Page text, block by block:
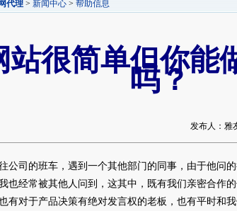
代理 > 新闻中心 > 帮助信息
站很简单但你能
吗？
发布人：雅
往公司的班车，遇到一个其他部门的同事，由于他问
也经常被其他人问到，这其中，既有我们亲密合作
也有对于产品决策有绝对发言权的老板，也有平时和